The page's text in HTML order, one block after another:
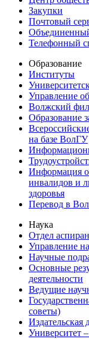
Закупки
Почтовый
Телефонный
Образование
Институты
Управление
Волжский
Образование
на базе ВолГУ
Информация о
инвалидов и
здоровья
Перевод в
Наука
Отдел
Управление
Научные
Основные
деятельности
Ведущие
советы)
Издательская
Университет